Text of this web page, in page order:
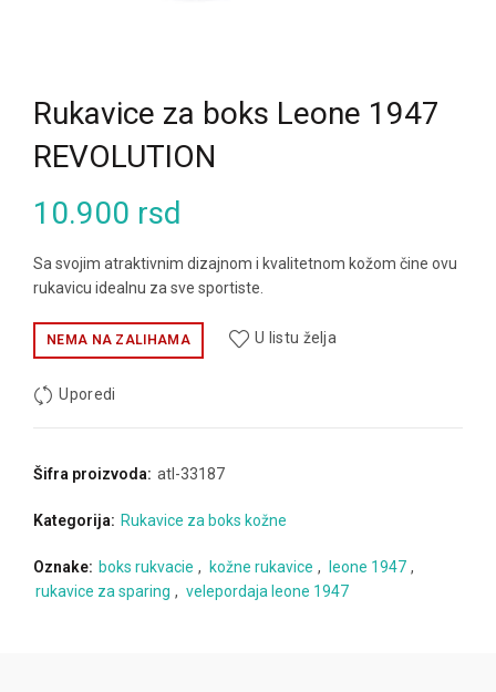
Rukavice za boks Leone 1947
REVOLUTION
10.900 rsd
Sa svojim atraktivnim dizajnom i kvalitetnom kožom čine ovu
rukavicu idealnu za sve sportiste.
NEMA NA ZALIHAMA U listu želja
Uporedi
Šifra proizvoda: atl-33187
Kategorija: Rukavice za boks kožne
Oznake: boks rukvacie , kožne rukavice , leone 1947 ,
rukavice za sparing , velepordaja leone 1947